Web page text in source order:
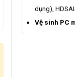
dụng),
Vệ sinh PC